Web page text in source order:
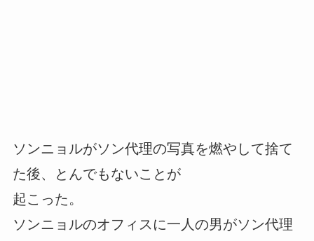
ソンニョルがソン代理の写真を燃やして捨て
た後、とんでもないことが
起こった。
ソンニョルのオフィスに一人の男がソン代理